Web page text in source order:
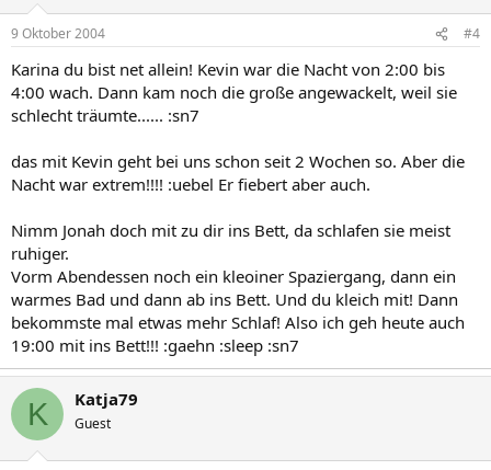
9 Oktober 2004 #4
Karina du bist net allein! Kevin war die Nacht von 2:00 bis
4:00 wach. Dann kam noch die große angewackelt, weil sie
schlecht träumte...... :sn7
das mit Kevin geht bei uns schon seit 2 Wochen so. Aber die
Nacht war extrem!!!! :uebel Er fiebert aber auch.
Nimm Jonah doch mit zu dir ins Bett, da schlafen sie meist
ruhiger.
Vorm Abendessen noch ein kleoiner Spaziergang, dann ein
warmes Bad und dann ab ins Bett. Und du kleich mit! Dann
bekommste mal etwas mehr Schlaf! Also ich geh heute auch
19:00 mit ins Bett!!! :gaehn :sleep :sn7
K Katja79
Guest